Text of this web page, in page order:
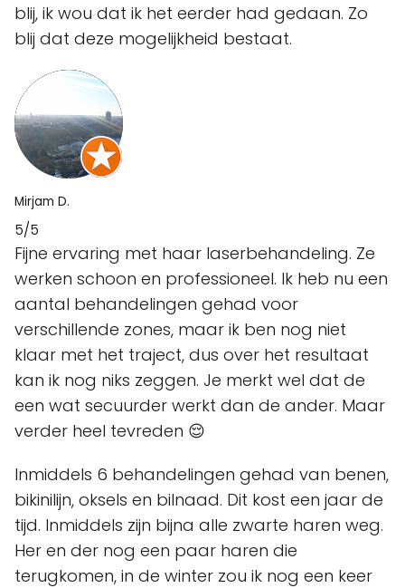
blij, ik wou dat ik het eerder had gedaan. Zo
blij dat deze mogelijkheid bestaat.
Mirjam D.
5/5
Fijne ervaring met haar laserbehandeling. Ze
werken schoon en professioneel. Ik heb nu een
aantal behandelingen gehad voor
verschillende zones, maar ik ben nog niet
klaar met het traject, dus over het resultaat
kan ik nog niks zeggen. Je merkt wel dat de
een wat secuurder werkt dan de ander. Maar
verder heel tevreden 😌
Inmiddels 6 behandelingen gehad van benen,
bikinilijn, oksels en bilnaad. Dit kost een jaar de
tijd. Inmiddels zijn bijna alle zwarte haren weg.
Her en der nog een paar haren die
terugkomen, in de winter zou ik nog een keer